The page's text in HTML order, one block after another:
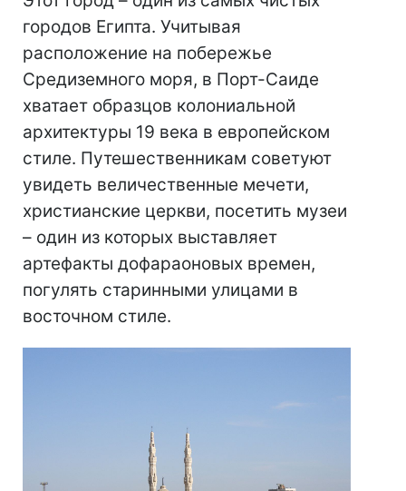
городов Египта. Учитывая
расположение на побережье
Средиземного моря, в Порт-Саиде
хватает образцов колониальной
архитектуры 19 века в европейском
стиле. Путешественникам советуют
увидеть величественные мечети,
христианские церкви, посетить музеи
– один из которых выставляет
артефакты дофараоновых времен,
погулять старинными улицами в
восточном стиле.